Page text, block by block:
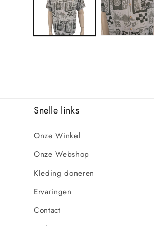
Snelle links
Onze Winkel
Onze Webshop
Kleding doneren
Ervaringen
Contact